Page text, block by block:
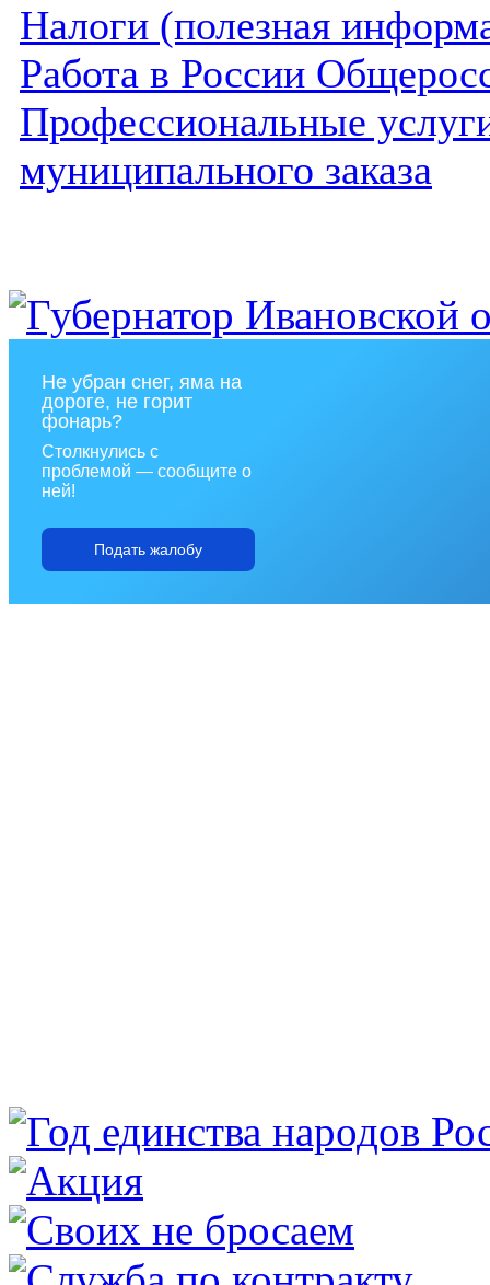
Налоги (полезная
Работа в России
Профессиональные
муниципального заказа
Не убран снег, яма на
дороге, не горит
фонарь?
Столкнулись с
проблемой — сообщите о
ней!
Подать жалобу